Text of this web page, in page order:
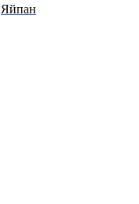
Яйпан